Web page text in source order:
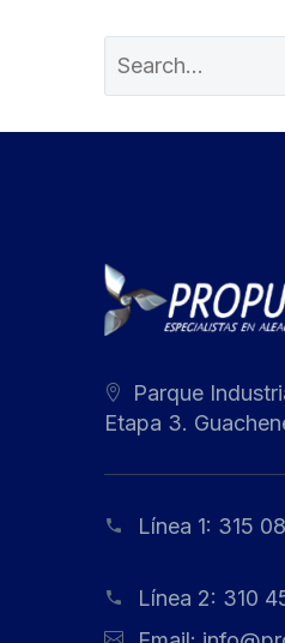
Parque
Etapa 3.
Línea 1: 315
Línea 2: 310